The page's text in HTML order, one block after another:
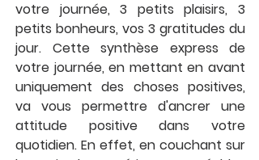
votre journée, 3 petits plaisirs, 3
petits bonheurs, vos 3 gratitudes du
jour. Cette synthèse express de
votre journée, en mettant en avant
uniquement des choses positives,
va vous permettre d'ancrer une
attitude positive dans votre
quotidien. En effet, en couchant sur